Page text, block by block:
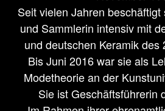
Seit vielen Jahren
und Sammlerin intensiv mit
und deutschen Keramik des
Bis Juni 2016 war sie als
Modetheorie an der
Sie ist Geschäftsführerin